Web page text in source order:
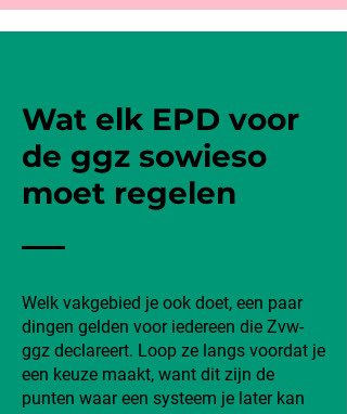
Wat elk EPD voor
de ggz sowieso
moet regelen
Welk vakgebied je ook doet, een paar
dingen gelden voor iedereen die Zvw-
ggz declareert. Loop ze langs voordat je
een keuze maakt, want dit zijn de
punten waar een systeem je later kan